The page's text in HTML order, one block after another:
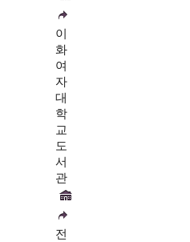
이
화
여
자
대
학
교
도
서
관
전